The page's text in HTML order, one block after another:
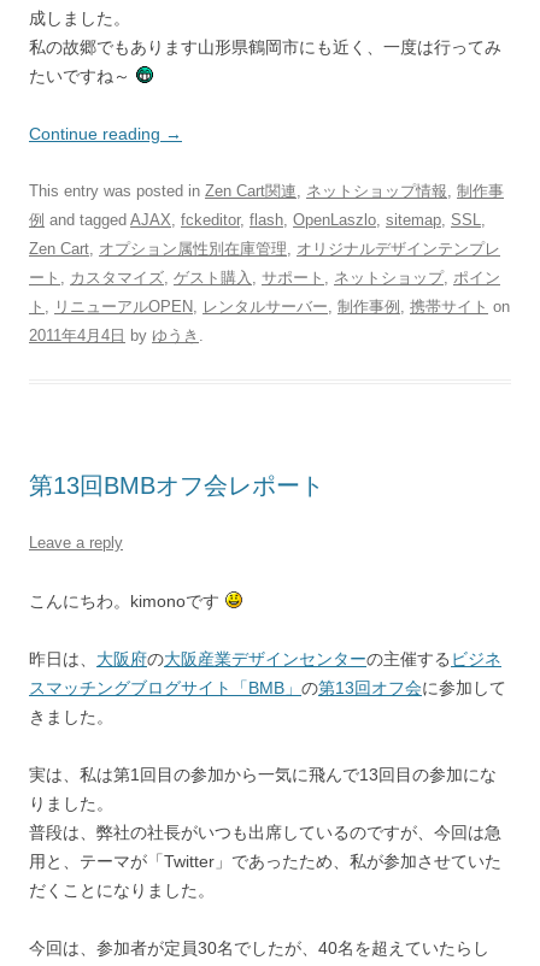
成しました。
私の故郷でもあります山形県鶴岡市にも近く、一度は行ってみ
たいですね～
Continue reading →
This entry was posted in Zen Cart関連, ネットショップ情報, 制作事
例 and tagged AJAX, fckeditor, flash, OpenLaszlo, sitemap, SSL,
Zen Cart, オプション属性別在庫管理, オリジナルデザインテンプレ
ート , カスタマイズ, ゲスト購入 , サポート , ネットショップ, ポイン
ト , リニューアルOPEN, レンタルサーバー, 制作事例 , 携帯サイト on
2011年4月4日 by ゆうき .
第13回BMBオフ会レポート
Leave a reply
こんにちわ。kimonoです
昨日は、 大阪府の大阪産業デザインセンターの主催する ビジネ
スマッチングブログサイト「BMB」 の第13回オフ会に参加して
きました。
実は、私は第1回目の参加から一気に飛んで13回目の参加にな
りました。
普段は、弊社の社長がいつも出席しているのですが、今回は急
用と、テーマが「Twitter」であったため、私が参加させていた
だくことになりました。
今回は、参加者が定員30名でしたが、40名を超えていたらし